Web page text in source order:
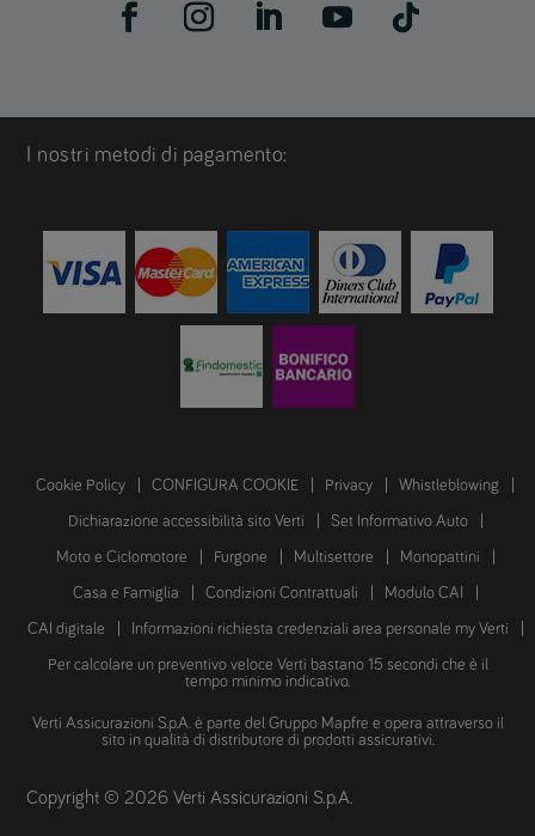
I nostri metodi di pagamento:
Cookie Policy CONFIGURA COOKIE Privacy Whistleblowing
Dichiarazione accessibilità sito Verti Set Informativo Auto
Moto e Ciclomotore Furgone Multisettore Monopattini
Casa e Famiglia Condizioni Contrattuali Modulo CAI
CAI digitale Informazioni richiesta credenziali area personale my Verti
Per calcolare un preventivo veloce Verti bastano 15 secondi che è il
tempo minimo indicativo.
Verti Assicurazioni S.p.A. è parte del Gruppo Mapfre e opera attraverso il
sito in qualità di distributore di prodotti assicurativi.
Copyright © 2026 Verti Assicurazioni S.p.A.